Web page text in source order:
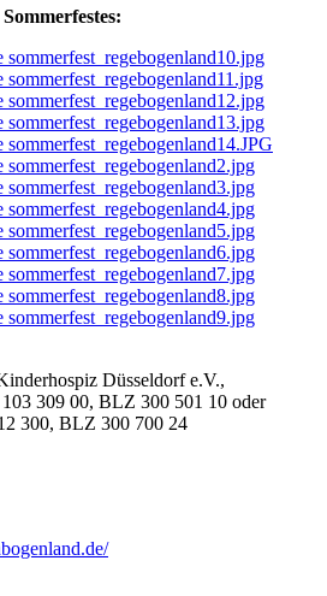
Düsseldorf e.V.,
309 00, BLZ 300 501 10 oder
300, BLZ 300 700 24